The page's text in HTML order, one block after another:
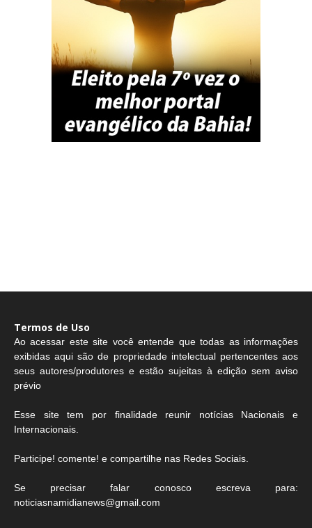
Termos de Uso
Ao acessar este site você entende que todas as informações
exibidas aqui são de propriedade intelectual pertencentes aos
seus autores/produtores e estão sujeitas à edição sem aviso
prévio
Esse site tem por finalidade reunir notícias Nacionais e
Internacionais.
Participe! comente! e compartilhe nas Redes Sociais.
Se precisar falar conosco escreva para:
noticiasnamidianews@gmail.com